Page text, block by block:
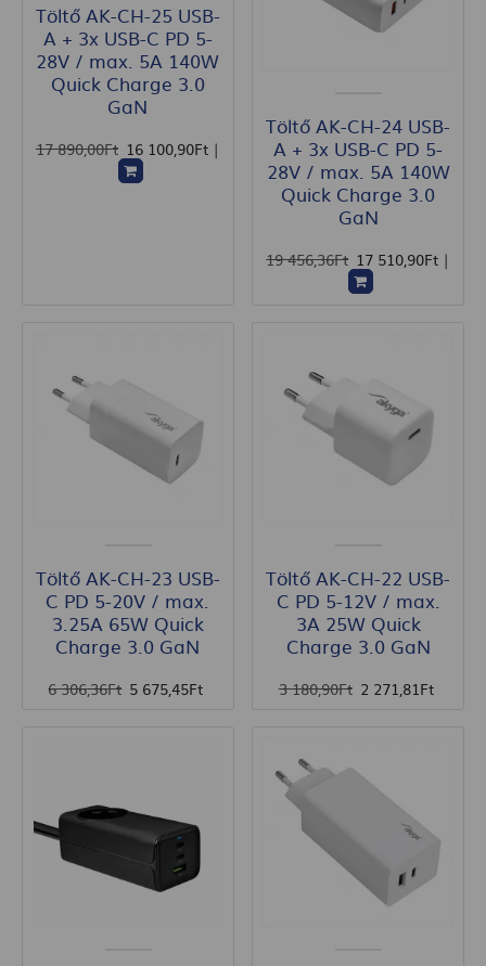
Töltő AK-CH-25 USB-
A + 3x USB-C PD 5-
28V / max. 5A 140W
Quick Charge 3.0
GaN
17 890,00Ft 16 100,90Ft |
Töltő AK-CH-24 USB-
A + 3x USB-C PD 5-
28V / max. 5A 140W
Quick Charge 3.0
GaN
19 456,36Ft 17 510,90Ft |
Töltő AK-CH-23 USB-
C PD 5-20V / max.
3.25A 65W Quick
Charge 3.0 GaN
6 306,36Ft 5 675,45Ft
Töltő AK-CH-22 USB-
C PD 5-12V / max.
3A 25W Quick
Charge 3.0 GaN
3 180,90Ft 2 271 ,81Ft